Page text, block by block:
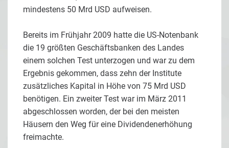
mindestens 50 Mrd USD aufweisen.
Bereits im Frühjahr 2009 hatte die US-Notenbank
die 19 größten Geschäftsbanken des Landes
einem solchen Test unterzogen und war zu dem
Ergebnis gekommen, dass zehn der Institute
zusätzliches Kapital in Höhe von 75 Mrd USD
benötigen. Ein zweiter Test war im März 2011
abgeschlossen worden, der bei den meisten
Häusern den Weg für eine Dividendenerhöhung
freimachte.